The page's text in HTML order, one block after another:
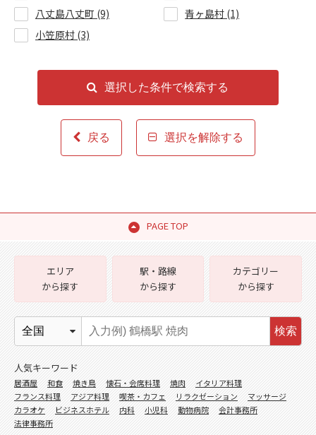
八丈島八丈町 (9)
青ヶ島村 (1)
小笠原村 (3)
戻る
選択した条件で検索する
選択を解除する
PAGE TOP
エリア
から探す
駅・路線
から探す
カテゴリー
から探す
検索
人気キーワード
居酒屋 和食 焼き鳥 懐石・会席料理 焼肉
イタリア料理
フランス料理
アジア料理 喫茶・カフェ リラクゼーション
マッサージ
カラオケ
ビジネスホテル 内科 小児科 動物病院
会計事務所
法律事務所